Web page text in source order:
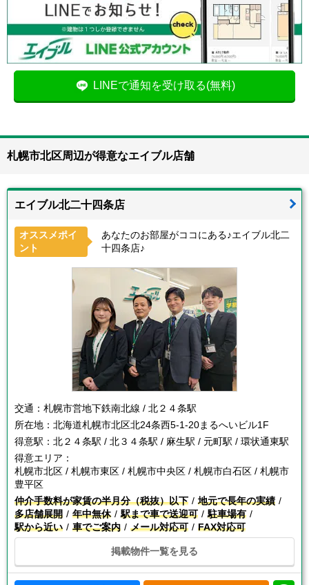
LINEで通知を受け取る(無料)
札幌市北区周辺が得意なエイブル店舗
エイブル北二十四条店
オススメポイ
ント
あなたのお部屋がココにある♪エイブル北二
十四条店♪
交通： 札幌市営地下鉄南北線 / 北２４条駅
所在地： 北海道札幌市北区北24条西5-1-20まるへいビル1F
得意駅： 北２４条駅 / 北３４条駅 / 麻生駅 / 元町駅 / 環状通東駅
得意エリア：
札幌市北区 / 札幌市東区 / 札幌市中央区 / 札幌市白石区 / 札幌市
豊平区
仲介手数料が家賃の半月分（税抜）以下
地元で長年の実績
多店舗展開
年中無休 駅まで車で送迎可
駐車場有
駅から近い
車でご案内 メール対応可 FAX対応可
掲載物件一覧を見る